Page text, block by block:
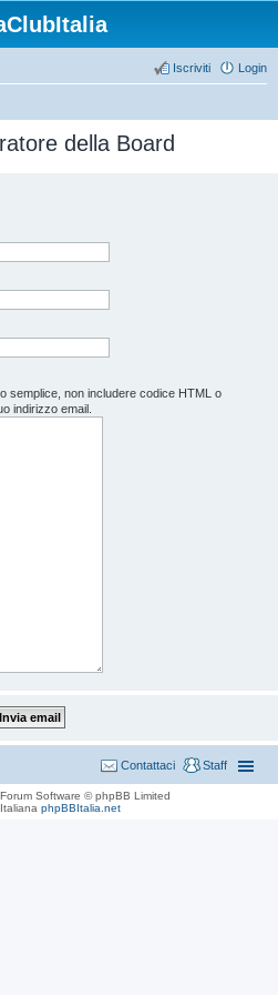
Login
Iscriviti
della Board
semplice, non includere codice HTML o
indirizzo email.
Staff
Contattaci
Software © phpBB Limited
phpBBItalia.net